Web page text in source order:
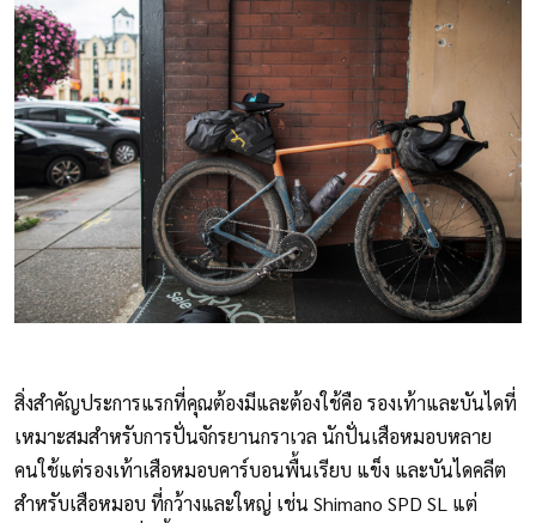
สิ่งสำคัญประการแรกที่คุณต้องมีและต้องใช้คือ รองเท้าและบันไดที่
เหมาะสมสำหรับการปั่นจักรยานกราเวล นักปั่นเสือหมอบหลาย
คนใช้แต่รองเท้าเสือหมอบคาร์บอนพื้นเรียบ แข็ง และบันไดคลีต
สำหรับเสือหมอบ ที่กว้างและใหญ่ เช่น Shimano SPD SL แต่